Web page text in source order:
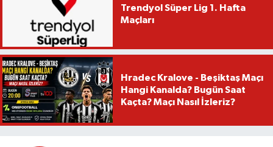
Trendyol Süper Lig 1. Hafta
Maçları
Hradec Kralove - Beşiktaş Maçı
Hangi Kanalda? Bugün Saat
Kaçta? Maçı Nasıl İzleriz?